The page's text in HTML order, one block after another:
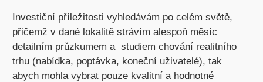
Investiční příležitosti vyhledávám po celém světě,
přičemž v dané lokalitě strávím alespoň měsíc
detailním průzkumem a studiem chování realitního
trhu (nabídka, poptávka, koneční uživatelé), tak
abych mohla vybrat pouze kvalitní a hodnotné